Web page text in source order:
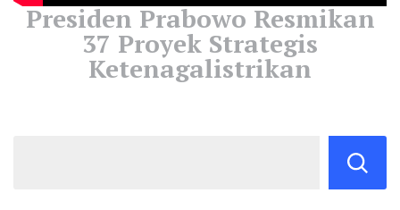
Presiden Prabowo Resmikan
37 Proyek Strategis
Ketenagalistrikan